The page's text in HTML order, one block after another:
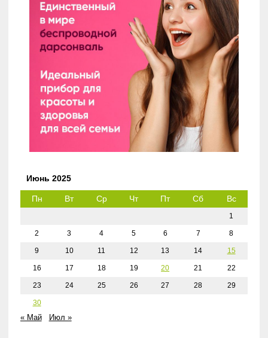
Июнь 2025
Пн Вт Ср Чт Пт Сб Вс
1
2 3 4 5 6 7 8
9 10 11 12 13 14 15
16 17 18 19 20 21 22
23 24 25 26 27 28 29
30
« Май Июл »